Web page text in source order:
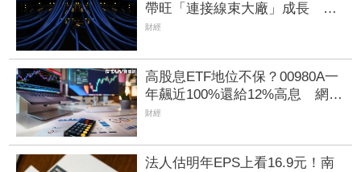
帶旺「連接線束大廠」成長 外
資目標價喊上3665元
財經
高股息ETF地位不保？00980A一
年飆近100%還給12%高息 網：
已換車等領
財經
法人估明年EPS上看16.9元！南